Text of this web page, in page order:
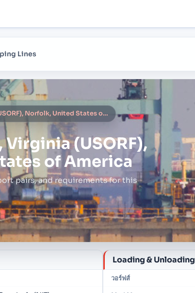
Lines
Norfolk , Virginia (USORF), Norfolk, United States of America
(USORF),
of America
pairs, and requirements for this
Loading & Unloading
วอร์ฟส์